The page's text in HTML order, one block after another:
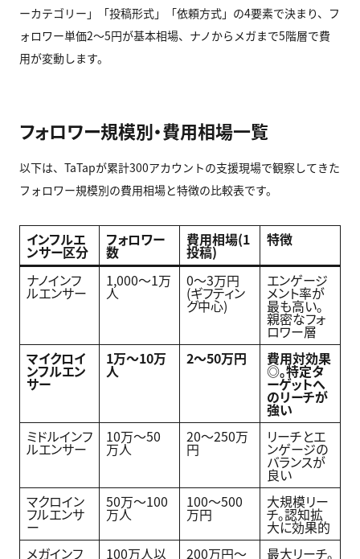
ーカテゴリー」「投稿形式」「依頼方式」の4要素で決まり、フ
ォロワー単価2〜5円が基本相場、ナノからメガまで5階層で費
用が変動します。
フォロワー規模別・費用相場一覧
以下は、TaTapが累計300アカウントの支援現場で観察してきた
フォロワー規模別の費用相場と特徴の比較表です。
インフルエ
ンサー区分
フォロワー
数
費用相場(1
投稿)
特徴
ナノインフ
ルエンサー
1,000〜1万
人
0〜3万円
(ギフティン
グ中心)
エンゲージ
メント率が
最も高い。
親密なフォ
ロワー層
マイクロイ
ンフルエン
サー
1万〜10万
人
2〜50万円 費用対効果
◎。特定タ
ーゲットへ
のリーチが
強い
ミドルインフ
ルエンサー
10万〜50
万人
20〜250万
円
リーチとエ
ンゲージの
バランスが
良い
マクロイン
フルエンサ
ー
50万〜100
万人
100〜500
万円
大規模リー
チ。認知拡
大に効果的
メガインフ
100万人以 200万円〜 最大リーチ。